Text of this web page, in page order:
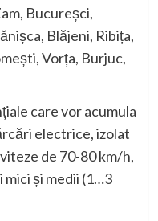
Bucureșci,
Blăjeni, Ribița,
Vorța, Burjuc,
care vor acumula
electrice, izolat
de 70-80 km/h,
și medii (1…3